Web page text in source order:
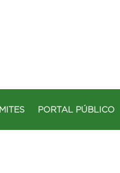
PORTAL PÚBLICO